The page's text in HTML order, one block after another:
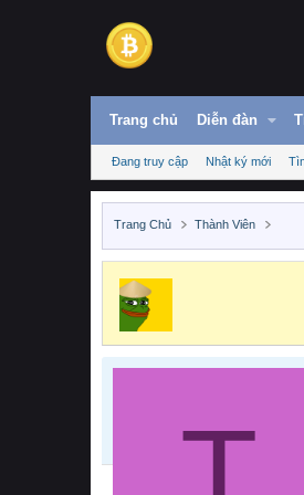
Trang chủ Diễn đàn
Đang truy cập Nhật ký mới
Trang Chủ Thành Viên